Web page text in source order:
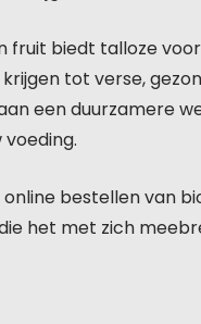
biedt talloze
tot verse,
een duurzamere
bestellen van
het met zich